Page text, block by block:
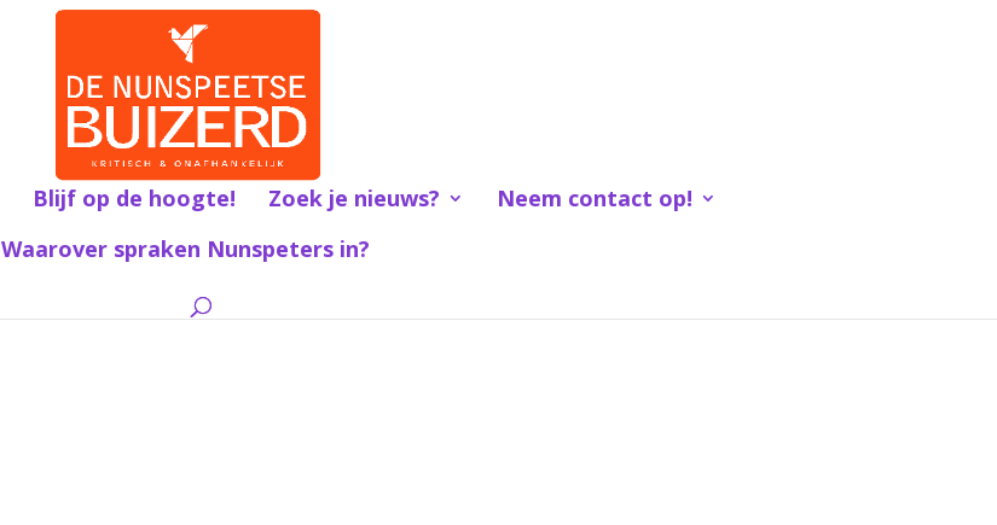
Blijf op de hoogte! Zoek je nieuws?
Neem contact op!
Waarover spraken Nunspeters in?